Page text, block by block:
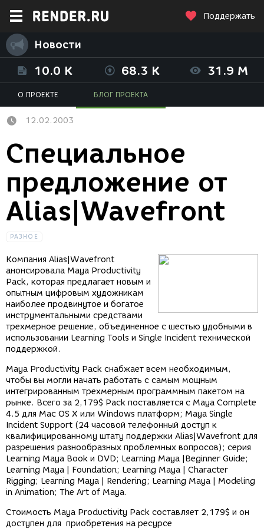
Поддержать
Новости
10.0 K 68.3 K 31.9 M
О ПРОЕКТЕ БЛОГ ПРОЕКТА
12.02.2003
Специальное
предложение от
Alias|Wavefront
РАЗНОЕ
Компания Alias|Wavefront
анонсировала Maya Productivity
Pack, которая предлагает новым и
опытным цифровым художникам
наиболее продвинутое и богатое
инструментальными средствами
трехмерное решение, объединенное с шестью удобными в
использовании Learning Tools и Single Incident технической
поддержкой.
Maya Productivity Pack снабжает всем необходимым,
чтобы вы могли начать работать с самым мощным
интегрированным трехмерным программным пакетом на
рынке. Всего за 2,179$ Pack поставляется с Maya Complete
4.5 для Mac OS X или Windows платформ; Maya Single
Incident Support (24 часовой телефонный доступ к
квалифицированному штату поддержки Alias|Wavefront для
разрешения разнообразных проблемных вопросов); серия
Learning Maya Book и DVD; Learning Maya |Beginner Guide;
Learning Maya | Foundation; Learning Maya | Character
Rigging; Learning Maya | Rendering; Learning Maya | Modeling
in Animation; The Art of Maya.
Стоимость Maya Productivity Pack составляет 2,179$ и он
доступен для приобретения на ресурсе